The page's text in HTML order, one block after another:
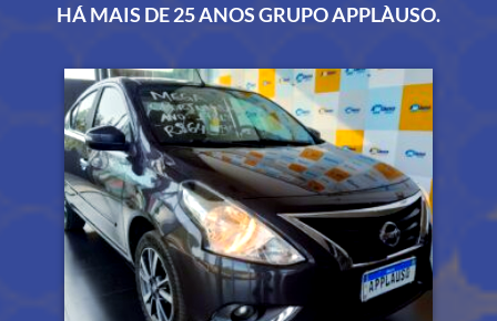
HÁ MAIS DE 25 ANOS GRUPO APPLÀUSO.